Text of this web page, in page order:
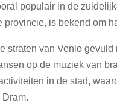
populair in de
provincie, is bekend om
straten van Venlo
op de muziek van
in de stad,